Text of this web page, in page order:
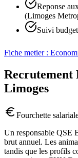
Reponse
(Limoges
Suivi
Fiche metier :
Recrutement
Limoges
Fourchette
Un responsable QSE
brut annuel. Les
tandis que les profils